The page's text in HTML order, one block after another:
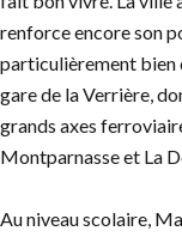
renforce encore son
particulièrement bien
gare de la Verrière,
grands axes
Montparnasse et La
Au niveau scolaire,